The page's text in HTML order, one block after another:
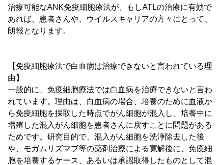
治療可能なANK免疫細胞療法が、もしATLの治療に有効で
あれば、患者さんや、ウイルスキャリアの方々にとって、
朗報となります。
【免疫細胞療法で白血病は治療できないと言われている理
由】
一般的に、免疫細胞療法では白血病を治療できないと言わ
れています。理由は、白血病の場合、培養のために血液か
ら免疫細胞を採取した時点でがん細胞が混入し、培養中に
増殖した混入がん細胞を患者さんに戻すことに問題がある
ためです。研究目的で、混入がん細胞を洗浄除去した後
や、モガムリズマブ等の薬剤治療による寛解後に、免疫細
胞を培養するケース、あるいは承認取得したものとして混